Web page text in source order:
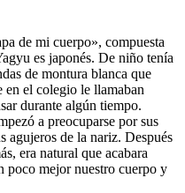
de mi cuerpo», compuesta
es japonés. De niño tenía
de montura blanca que
en el colegio le llamaban
durante algún tiempo.
a preocuparse por sus
agujeros de la nariz. Después
era natural que acabara
poco mejor nuestro cuerpo y